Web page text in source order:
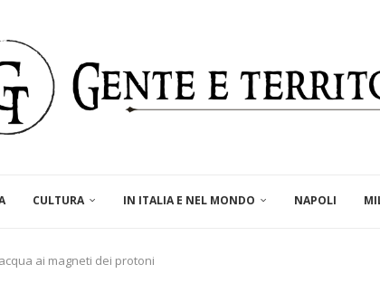
CULTURA IN ITALIA E NEL MONDO NAPOLI
ai magneti dei protoni